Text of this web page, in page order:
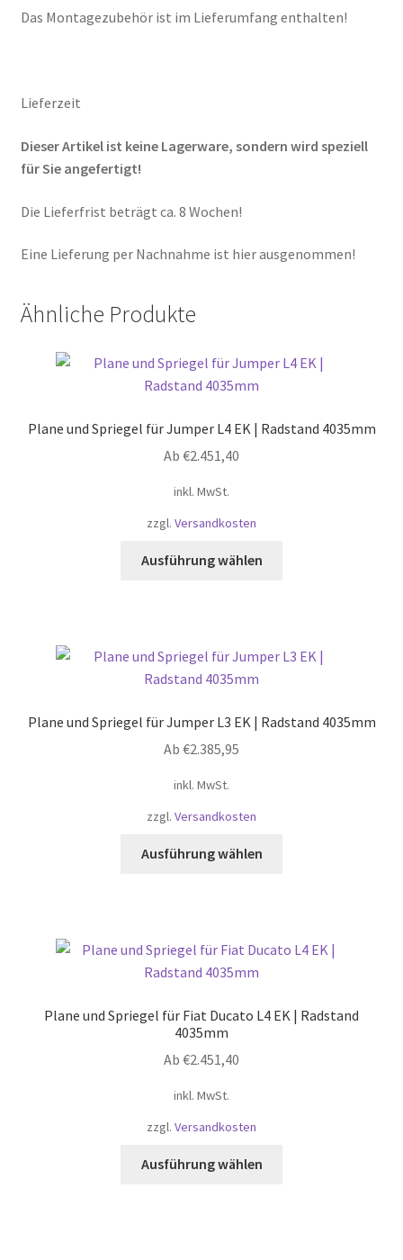
Das Montagezubehör ist im Lieferumfang enthalten!
Lieferzeit
Dieser Artikel ist keine Lagerware, sondern wird speziell
für Sie angefertigt!
Die Lieferfrist beträgt ca. 8 Wochen!
Eine Lieferung per Nachnahme ist hier ausgenommen!
Ähnliche Produkte
Plane und Spriegel für Jumper L4 EK | Radstand 4035mm
Ab €2.451,40
inkl. MwSt.
zzgl. Versandkosten
Ausführung wählen
auf.
können
Plane und Spriegel für Jumper L3 EK | Radstand 4035mm
Ab €2.385,95
inkl. MwSt.
zzgl. Versandkosten
Ausführung wählen
auf.
können
Plane und Spriegel für Fiat Ducato L4 EK | Radstand
4035mm
Ab €2.451,40
inkl. MwSt.
zzgl. Versandkosten
Ausführung wählen